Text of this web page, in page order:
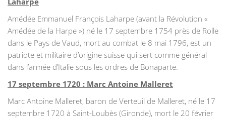
Amédée Emmanuel François Laharpe (avant la Révolution «
Amédée de la Harpe ») né le 17 septembre 1754 près de Rolle
dans le Pays de Vaud, mort au combat le 8 mai 1796, est un
patriote et militaire d’origine suisse qui sert comme général
dans l’armée d’Italie sous les ordres de Bonaparte.
17 septembre 1720 : Marc Antoine Malleret
Marc Antoine Malleret, baron de Verteuil de Malleret, né le 17
septembre 1720 à Saint-Loubès (Gironde), mort le 20 février